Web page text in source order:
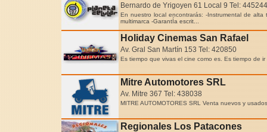
Bernardo de Yrigoyen 61 Local 9 Tel: 445244
En nuestro local encontrarás: -Instrumental de
multimarca -GarantÍa escrit...
Holiday Cinemas San Rafael
Av. Gral San Martín 153 Tel: 420850
Es tiempo que vivas el cine como es. Es tiempo de ir
Mitre Automotores SRL
Av. Mitre 367 Tel: 438038
MITRE AUTOMOTORES SRL Venta nuevos y
Regionales Los Patacones